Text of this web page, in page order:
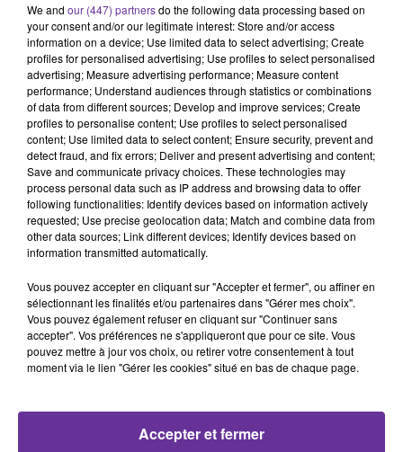
CRISE FINANCIERE
BANQUES
CRISE SOCIALE
28 mars 2022 - 16 min 30 sec
LE JOURNAL DU LIBAN DU SOIR DU 28/3/2022
JS
EDITION DU JOURNAL DU LIBAN DU SOIR DU 28/3/2022
EDITION DU JOURNAL DU LIBAN DU SOIR DU 28/3/2022
We and our (447) partnersdo the following data processing based on
your consent and/or our legitimate interest: Store and/or access
information on a device; Use limited data to select advertising; Create
profiles for personalised advertising; Use profiles to select personalised
advertising; Measure advertising performance; Measure content
performance; Understand audiences through statistics or combinations
of data from different sources; Develop and improve services; Create
profiles to personalise content; Use profiles to select personalised
content; Use limited data to select content; Ensure security, prevent and
detect fraud, and fix errors; Deliver and present advertising and content;
Save and communicate privacy choices. These technologies may
process personal data such as IP address and browsing data to offer
following functionalities: Identify devices based on information actively
requested; Use precise geolocation data; Match and combine data from
other data sources; Link different devices; Identify devices based on
information transmitted automatically.
Vous pouvez accepter en cliquant sur "Accepter et fermer", ou affiner en
sélectionnant les finalités et/ou partenaires dans "Gérer mes choix".
Vous pouvez également refuser en cliquant sur "Continuer sans
accepter". Vos préférences ne s'appliqueront que pour ce site. Vous
pouvez mettre à jour vos choix, ou retirer votre consentement à tout
moment via le lien "Gérer les cookies" situé en bas de chaque page.
Accepter et fermer